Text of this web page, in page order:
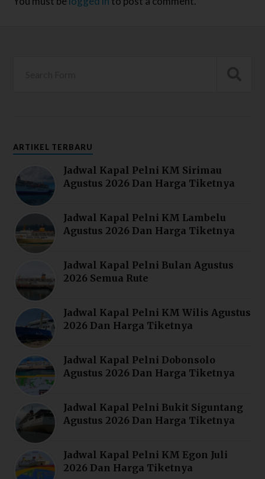
ARTIKEL TERBARU
Jadwal Kapal Pelni KM Sirimau
Agustus 2026 Dan Harga Tiketnya
Jadwal Kapal Pelni KM Lambelu
Agustus 2026 Dan Harga Tiketnya
Jadwal Kapal Pelni Bulan Agustus
2026 Semua Rute
Jadwal Kapal Pelni KM Wilis Agustus
2026 Dan Harga Tiketnya
Jadwal Kapal Pelni Dobonsolo
Agustus 2026 Dan Harga Tiketnya
Jadwal Kapal Pelni Bukit Siguntang
Agustus 2026 Dan Harga Tiketnya
Jadwal Kapal Pelni KM Egon Juli
2026 Dan Harga Tiketnya